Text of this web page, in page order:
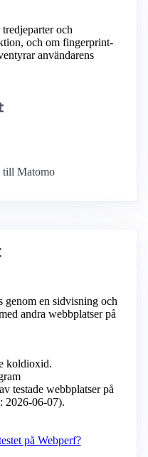
och
och om fingerprint-
användarens
till Matomo
en sidvisning och
andra webbplatser på
koldioxid.
testade webbplatser på
2026-06-07).
på Webperf?